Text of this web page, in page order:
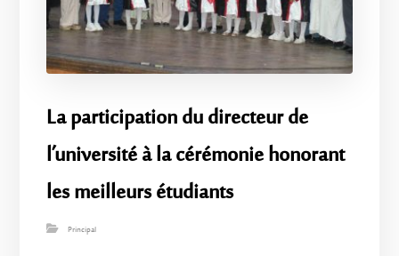
La participation du directeur de
l’université à la cérémonie honorant
les meilleurs étudiants
Principal